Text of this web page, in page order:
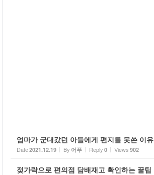
엄마가 군대갔던 아들에게 편지를 못쓴 이유
Date2021.12.19 By 어푸 Reply 0 Views 902
젖가락으로 편의점 담배재고 확인하는 꿀팁